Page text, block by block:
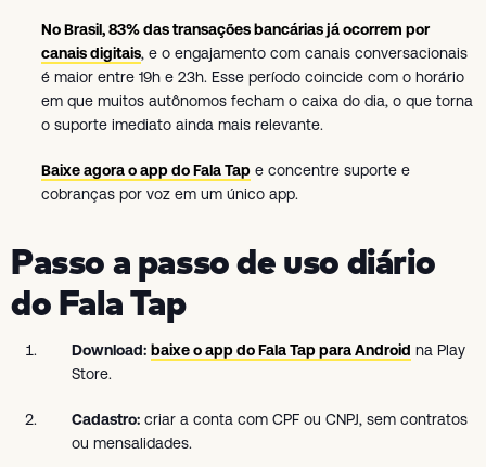
No Brasil, 83% das transações bancárias já ocorrem por
canais digitais, e o engajamento com canais conversacionais
é maior entre 19h e 23h. Esse período coincide com o horário
em que muitos autônomos fecham o caixa do dia, o que torna
o suporte imediato ainda mais relevante.
Baixe agora o app do Fala Tap e concentre suporte e
cobranças por voz em um único app.
Passo a passo de uso diário
do Fala Tap
Download: baixe o app do Fala Tap para Android na Play
Store.
Cadastro: criar a conta com CPF ou CNPJ, sem contratos
ou mensalidades.